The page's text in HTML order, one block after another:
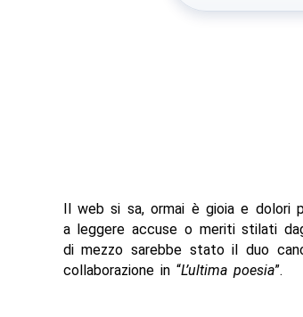
Il web si sa, ormai è gioia e
a leggere accuse o meriti stilati
di mezzo sarebbe stato il duo
collaborazione in “L’ultima poesia”.